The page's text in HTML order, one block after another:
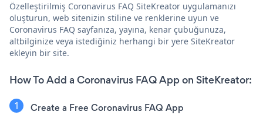
Özelleştirilmiş Coronavirus FAQ SiteKreator uygulamanızı
oluşturun, web sitenizin stiline ve renklerine uyun ve
Coronavirus FAQ sayfanıza, yayına, kenar çubuğunuza,
altbilginize veya istediğiniz herhangi bir yere SiteKreator
ekleyin bir site.
How To Add a Coronavirus FAQ App on SiteKreator:
Create a Free Coronavirus FAQ App